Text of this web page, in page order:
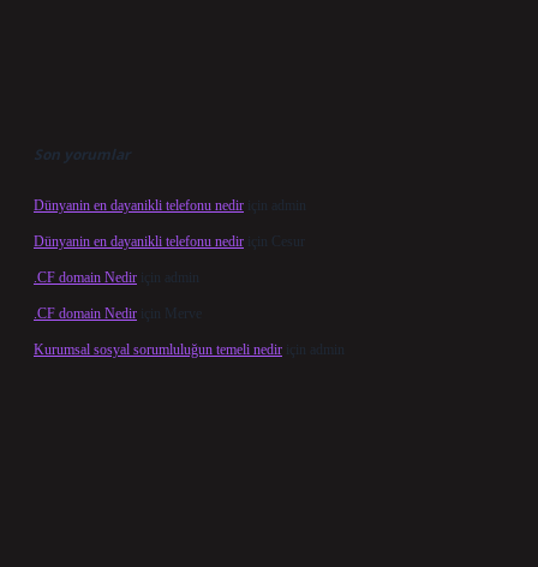
Son yorumlar
Dünyanin en dayanikli telefonu nedir için admin
Dünyanin en dayanikli telefonu nedir için Cesur
.CF domain Nedir için admin
.CF domain Nedir için Merve
Kurumsal sosyal sorumluluğun temeli nedir için admin